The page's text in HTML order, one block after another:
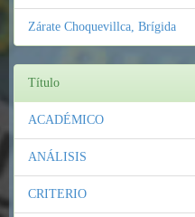
Zárate Choquevillca, Brígida
Título
ACADÉMICO
ANÁLISIS
CRITERIO